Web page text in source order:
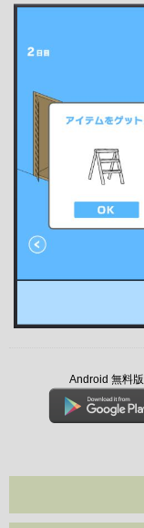
Android 無料版